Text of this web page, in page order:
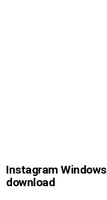
Instagram
download